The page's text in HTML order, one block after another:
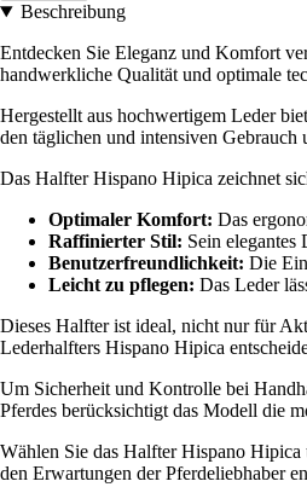
Beschreibung
Entdecken Sie Eleganz und Komfort
handwerkliche Qualität und optimale
Hergestellt aus hochwertigem Leder
den täglichen und intensiven Gebrauch
Das Halfter Hispano Hipica zeichnet
Optimaler Komfort: Das
Raffinierter Stil: Sein elegantes
Benutzerfreundlichkeit: Die
Leicht zu pflegen: Das Leder
Dieses Halfter ist ideal, nicht nur für
Lederhalfters Hispano Hipica
Um Sicherheit und Kontrolle bei
Pferdes berücksichtigt das Modell die
Wählen Sie das Halfter Hispano
den Erwartungen der Pferdeliebhaber